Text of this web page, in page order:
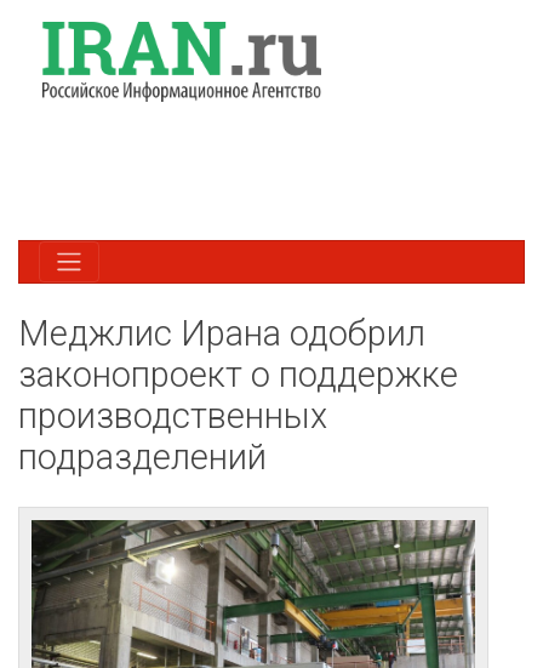
Меджлис Ирана одобрил
законопроект о поддержке
производственных
подразделений